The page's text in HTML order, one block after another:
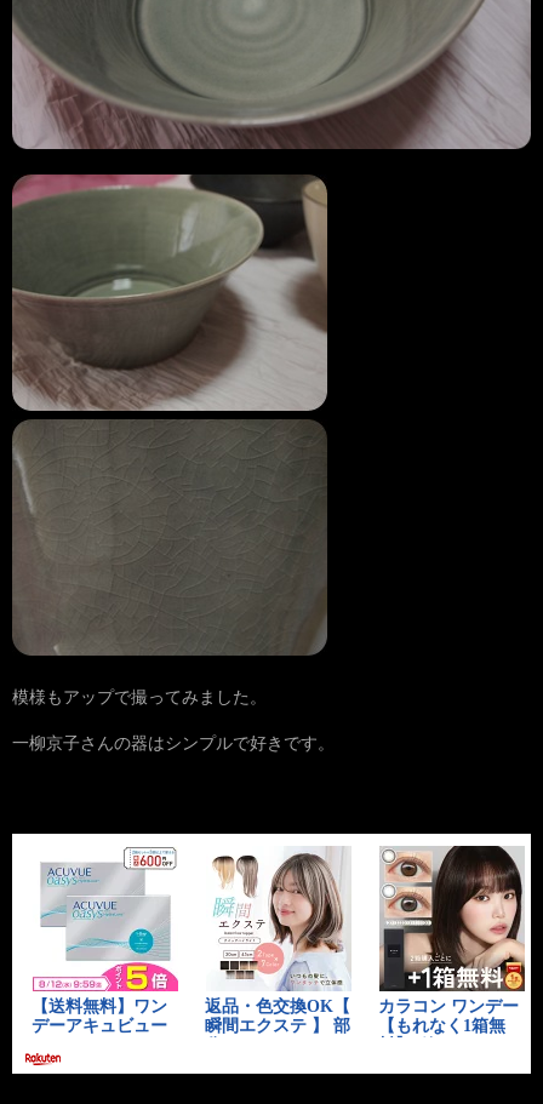
模様もアップで撮ってみました。
一柳京子さんの器はシンプルで好きです。